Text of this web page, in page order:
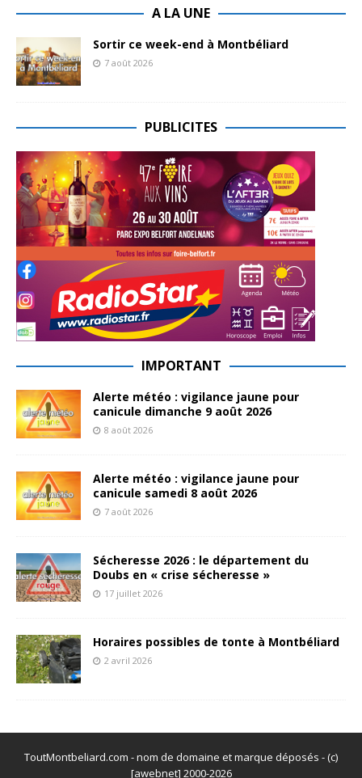
A LA UNE
Sortir ce week-end à Montbéliard
7 août 2026
PUBLICITES
IMPORTANT
Alerte météo : vigilance jaune pour
canicule dimanche 9 août 2026
8 août 2026
Alerte météo : vigilance jaune pour
canicule samedi 8 août 2026
7 août 2026
Sécheresse 2026 : le département du
Doubs en « crise sécheresse »
17 juillet 2026
Horaires possibles de tonte à Montbéliard
2 avril 2026
ToutMontbeliard.com - nom de domaine et marque déposés - (c)
[awebnet] 2000-2026